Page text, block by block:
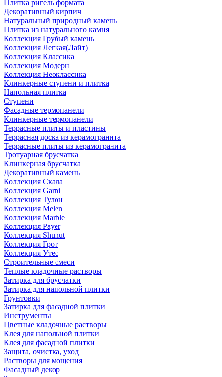
Плитка ригель формата
Декоративный кирпич
Натуральный природный камень
Плитка из натурального камня
Коллекция Грубый камень
Коллекция Легкая(Лайт)
Коллекция Классика
Коллекция Модерн
Коллекция Неоклассика
Клинкерные ступени и плитка
Напольная плитка
Ступени
Фасадные термопанели
Клинкерные термопанели
Террасные плиты и пластины
Террасная доска из керамогранита
Террасные плиты из керамогранита
Тротуарная брусчатка
Клинкерная брусчатка
Декоративный камень
Коллекция Скала
Коллекция Garni
Коллекция Тулон
Коллекция Melen
Коллекция Marble
Коллекция Payer
Коллекция Shunut
Коллекция Грот
Коллекция Утес
Строительные смеси
Теплые кладочные растворы
Затирка для брусчатки
Затирка для напольной плитки
Грунтовки
Затирка для фасадной плитки
Инструменты
Цветные кладочные растворы
Клея для напольной плитки
Клея для фасадной плитки
Защита, очистка, уход
Растворы для мощения
Фасадный декор